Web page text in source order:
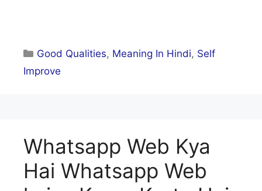
Categories
Good Qualities, Meaning In Hindi, Self
Improve
Whatsapp Web Kya
Hai Whatsapp Web